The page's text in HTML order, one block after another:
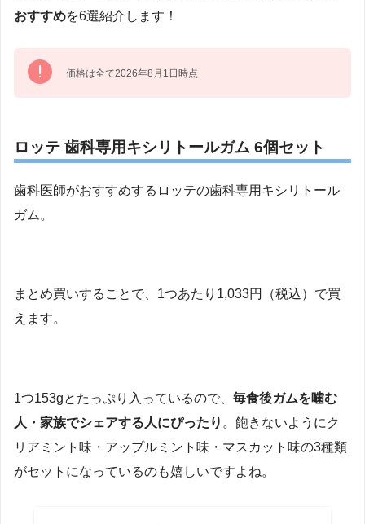
おすすめを6選紹介します！
価格は全て2026年8月1日時点
ロッテ 歯科専用キシリトールガム 6個セット
歯科医師がおすすめするロッテの歯科専用キシリトール
ガム。
まとめ買いすることで、1つあたり1,033円（税込）で買
えます。
1つ153gとたっぷり入っているので、 毎食後ガムを噛む
人・家族でシェアする人にぴったり 。飽きないようにク
リアミント味・アップルミント味・マスカット味の3種類
がセットになっているのも嬉しいですよね。